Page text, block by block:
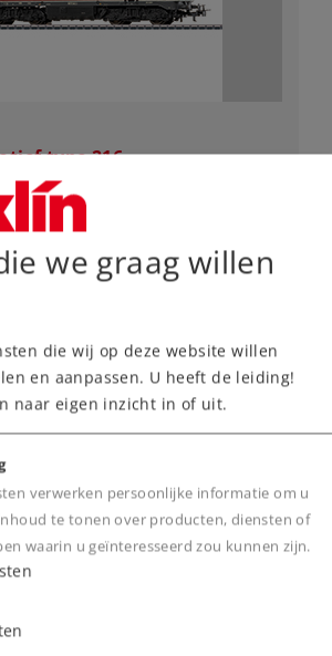
type 216
V Locomotieven
we graag willen
die wij op deze website willen
en aanpassen. U heeft de leiding!
naar eigen inzicht in of uit.
verwerken persoonlijke informatie om u
te tonen over producten, diensten of
waarin u geïnteresseerd zou kunnen zijn.